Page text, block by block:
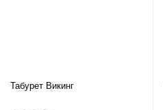
Табурет Викинг